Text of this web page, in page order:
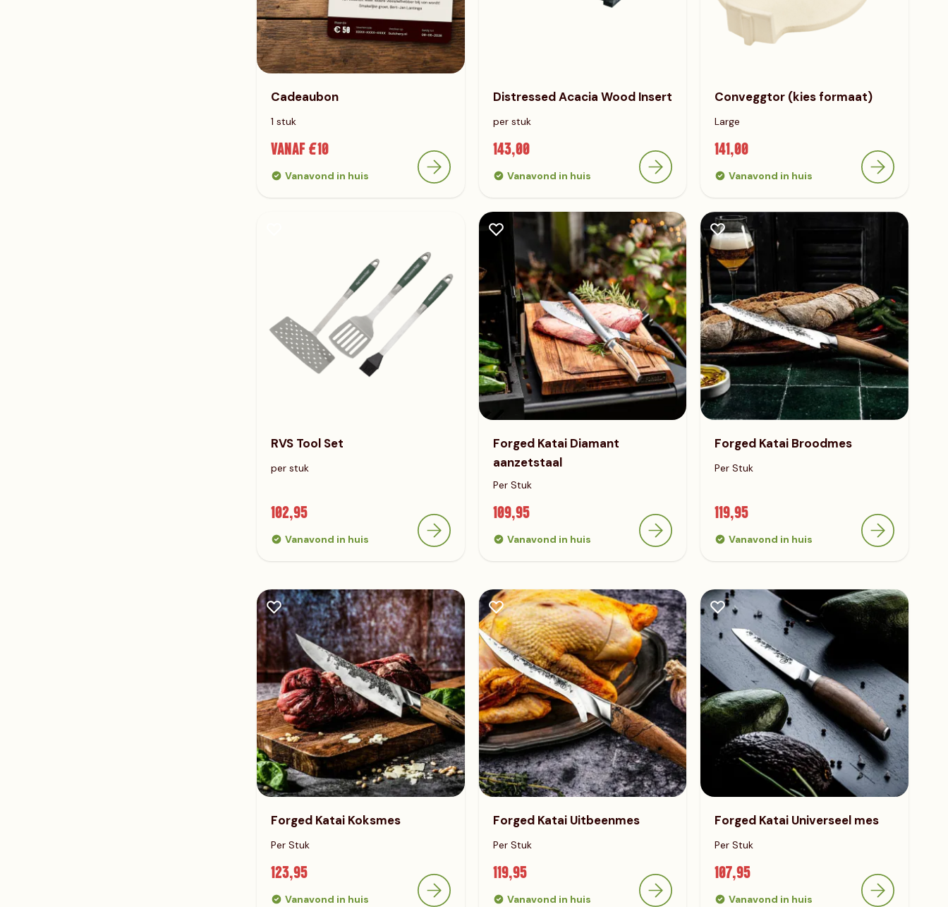
Cadeaubon
1 stuk
VANAF €10
Vanavond in huis
Distressed Acacia Wood Insert
per stuk
143,00
Vanavond in huis
Conveggtor (kies formaat)
Large
141,00
Vanavond in huis
RVS Tool Set
per stuk
102,95
Vanavond in huis
Forged Katai Diamant
aanzetstaal
Per Stuk
109,95
Vanavond in huis
Forged Katai Broodmes
Per Stuk
119,95
Vanavond in huis
Forged Katai Koksmes
Per Stuk
123,95
Vanavond in huis
Forged Katai Uitbeenmes
Per Stuk
119,95
Vanavond in huis
Forged Katai Universeel mes
Per Stuk
107,95
Vanavond in huis